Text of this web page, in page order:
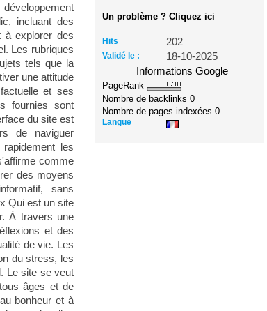
incluant des
à explorer des
Les rubriques
tels que la
une attitude
et ses
fournies sont
du site est
de naviguer
les
comme
des moyens
sans
Qui est un site
À travers une
et des
de vie. Les
du stress, les
Le site se veut
âges et de
bonheur et à
Un problème ? Cliquez ici
Hits 202
Validé le :
18-10-2025
Informations Google
PageRank
Nombre de backlinks0
Nombre de pages indexées0
Langue